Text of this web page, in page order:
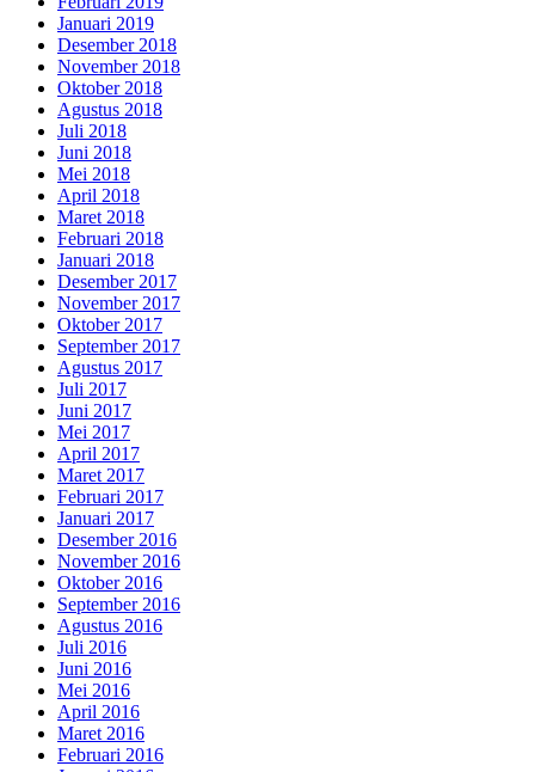
Januari 2019
Desember 2018
November 2018
Oktober 2018
Agustus 2018
Juli 2018
Juni 2018
Mei 2018
April 2018
Maret 2018
Februari 2018
Januari 2018
Desember 2017
November 2017
Oktober 2017
September 2017
Agustus 2017
Juli 2017
Juni 2017
Mei 2017
April 2017
Maret 2017
Februari 2017
Januari 2017
Desember 2016
November 2016
Oktober 2016
September 2016
Agustus 2016
Juli 2016
Juni 2016
Mei 2016
April 2016
Maret 2016
Februari 2016